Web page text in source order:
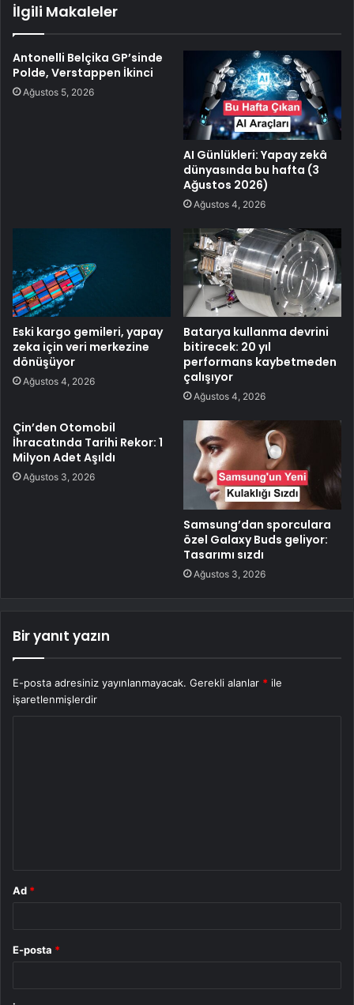
İlgili Makaleler
Antonelli Belçika GP’sinde
Polde, Verstappen İkinci
Ağustos 5, 2026
AI Günlükleri: Yapay zekâ
dünyasında bu hafta (3
Ağustos 2026)
Ağustos 4, 2026
Eski kargo gemileri, yapay
zeka için veri merkezine
dönüşüyor
Ağustos 4, 2026
Batarya kullanma devrini
bitirecek: 20 yıl
performans kaybetmeden
çalışıyor
Ağustos 4, 2026
Çin’den Otomobil
İhracatında Tarihi Rekor: 1
Milyon Adet Aşıldı
Ağustos 3, 2026
Samsung’dan sporculara
özel Galaxy Buds geliyor:
Tasarımı sızdı
Ağustos 3, 2026
Bir yanıt yazın
E-posta adresiniz yayınlanmayacak. Gerekli alanlar * ile
işaretlenmişlerdir
Ad *
E-posta *